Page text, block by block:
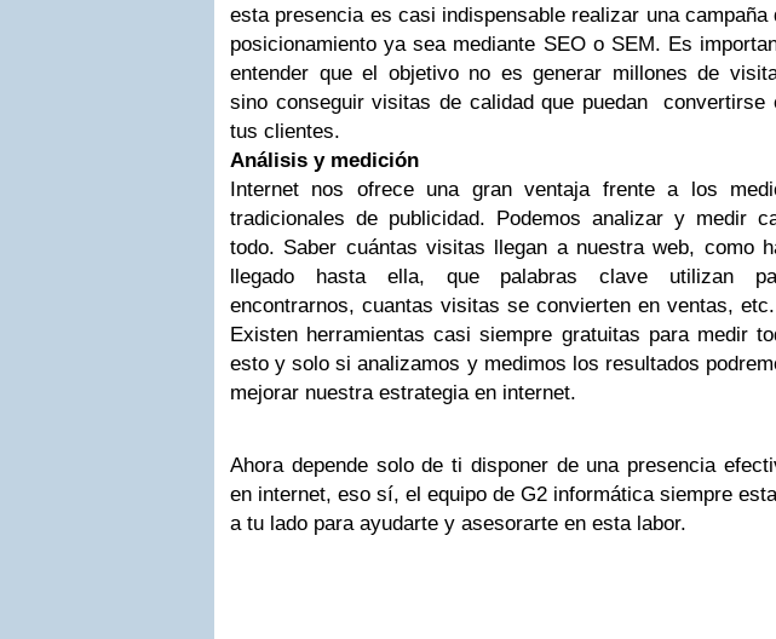
esta presencia es casi indispensable realizar una campaña
posicionamiento ya sea mediante SEO o SEM. Es
entender que el objetivo no es generar millones de
sino conseguir visitas de calidad que puedan convertirse
tus clientes.
Análisis y medición
Internet nos ofrece una gran ventaja frente a los
tradicionales de publicidad. Podemos analizar y medir
todo. Saber cuántas visitas llegan a nuestra web, como
llegado hasta ella, que palabras clave utilizan
encontrarnos, cuantas visitas se convierten en ventas,
Existen herramientas casi siempre gratuitas para medir
esto y solo si analizamos y medimos los resultados
mejorar nuestra estrategia en internet.
Ahora depende solo de ti disponer de una presencia
en internet, eso sí, el equipo de G2 informática siempre
a tu lado para ayudarte y asesorarte en esta labor.